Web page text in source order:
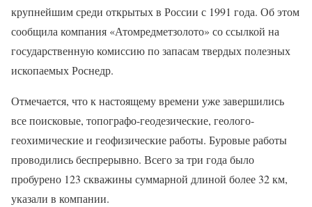
крупнейшим среди открытых в России с 1991 года. Об этом
сообщила компания «Атомредметзолото» со ссылкой на
государственную комиссию по запасам твердых полезных
ископаемых Роснедр.
Отмечается, что к настоящему времени уже завершились
все поисковые, топографо-геодезические, геолого-
геохимические и геофизические работы. Буровые работы
проводились беспрерывно. Всего за три года было
пробурено 123 скважины суммарной длиной более 32 км,
указали в компании.